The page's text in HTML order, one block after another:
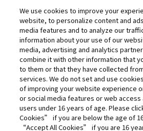
Committee
©Yasuhisa Hara/
©Takahiro,Yohei Takemura/
Production Consortium
©Rumiko Takahashi / Shogakukan,
2009
©Tatsuki Fujimoto/SHUEISHA,
© 2025 MAPPA/CHAINSAW MAN
Fujimoto/SHUEISHA
We use cookies to improve your
website, to personalize content and
media features and to analyze our
information about your use of our
media, advertising and analytics
combine it with other information that
to them or that they have collected
services. We do not set and use
of improving your website experience
or social media features or web
users under 16 years of age. Please
Cookies” if you are below the age of
“Accept All Cookies” if you are 16